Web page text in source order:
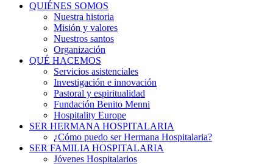
QUIÉNES SOMOS
Nuestra historia
Misión y valores
Nuestros santos
Organización
QUÉ HACEMOS
Servicios asistenciales
Investigación e innovación
Pastoral y espiritualidad
Fundación Benito Menni
Hospitality Europe
SER HERMANA HOSPITALARIA
¿Cómo puedo ser Hermana Hospitalaria?
SER FAMILIA HOSPITALARIA
Jóvenes Hospitalarios